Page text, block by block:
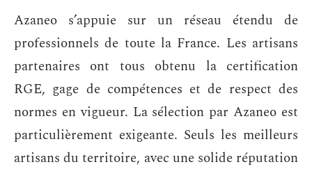
Azaneo s’appuie sur un réseau étendu de
professionnels de toute la France. Les artisans
partenaires ont tous obtenu la certification
RGE, gage de compétences et de respect des
normes en vigueur. La sélection par Azaneo est
particulièrement exigeante. Seuls les meilleurs
artisans du territoire, avec une solide réputation